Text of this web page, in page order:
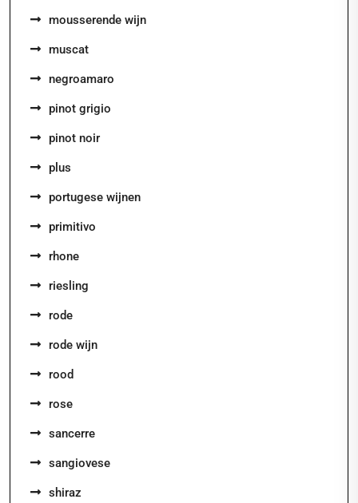
mousserende wijn
muscat
negroamaro
pinot grigio
pinot noir
plus
portugese wijnen
primitivo
rhone
riesling
rode
rode wijn
rood
rose
sancerre
sangiovese
shiraz